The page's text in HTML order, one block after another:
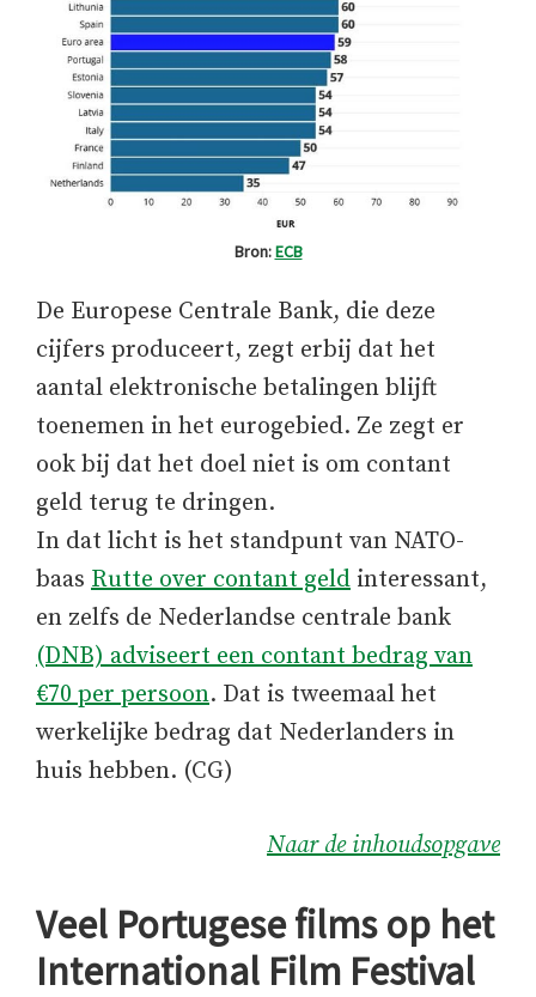
Bron:ECB
De Europese Centrale Bank, die deze
cijfers produceert, zegt erbij dat het
aantal elektronische betalingen blijft
toenemen in het eurogebied. Ze zegt er
ook bij dat het doel niet is om contant
geld terug te dringen.
In dat licht is het standpunt van NATO-
baas Rutte over contant geld interessant,
en zelfs de Nederlandse centrale bank
(DNB) adviseert een contant bedrag van
€70 per persoon. Dat is tweemaal het
werkelijke bedrag dat Nederlanders in
huis hebben. (CG)
Naar de inhoudsopgave
Veel Portugese films op het
International Film Festival